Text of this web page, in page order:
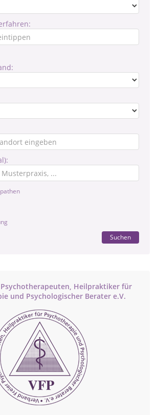
Suchen
Heilpraktiker für
und Psychologischer Berater e.V.